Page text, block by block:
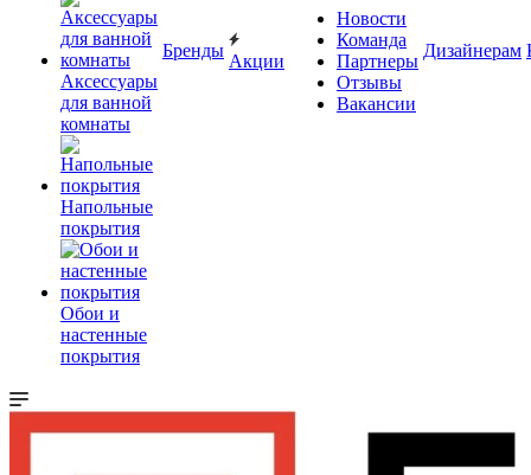
Аксессуары
для ванной
комнаты
Напольные
покрытия
Обои и
настенные
покрытия
Бренды
Акции
Новости
Команда
Партнеры
Отзывы
Вакансии
Дизайнерам